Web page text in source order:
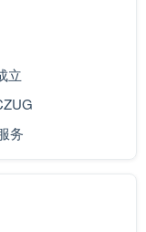
立
务